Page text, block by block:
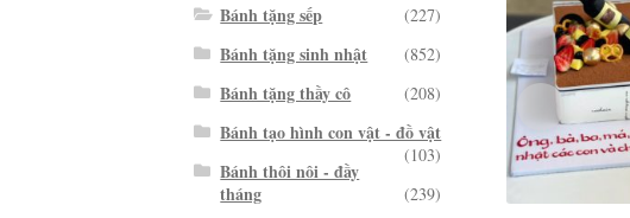
Bánh tặng sếp (227)
Bánh tặng sinh nhật (852)
Bánh tặng thầy cô (208)
Bánh tạo hình con vật - đồ vật
(103)
Bánh thôi nôi - đầy
tháng
(239)